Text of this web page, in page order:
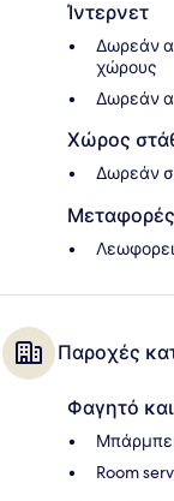
Ίντερνετ
Δωρεάν
χώρους
Δωρεάν
Χώρος
Δωρεάν
Μεταφορές
Παροχές
Φαγητό
Room